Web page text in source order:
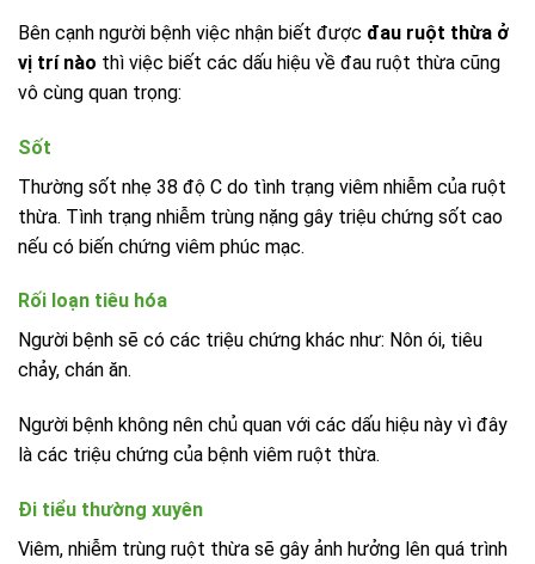
Bên cạnh người bệnh việc nhận biết được đau ruột thừa ở
vị trí nào thì việc biết các dấu hiệu về đau ruột thừa cũng
vô cùng quan trọng:
Sốt
Thường sốt nhẹ 38 độ C do tình trạng viêm nhiễm của ruột
thừa. Tình trạng nhiễm trùng nặng gây triệu chứng sốt cao
nếu có biến chứng viêm phúc mạc.
Rối loạn tiêu hóa
Người bệnh sẽ có các triệu chứng khác như: Nôn ói, tiêu
chảy, chán ăn.
Người bệnh không nên chủ quan với các dấu hiệu này vì đây
là các triệu chứng của bệnh viêm ruột thừa.
Đi tiểu thường xuyên
Viêm, nhiễm trùng ruột thừa sẽ gây ảnh hưởng lên quá trình